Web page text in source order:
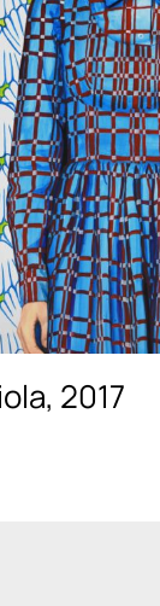
2017